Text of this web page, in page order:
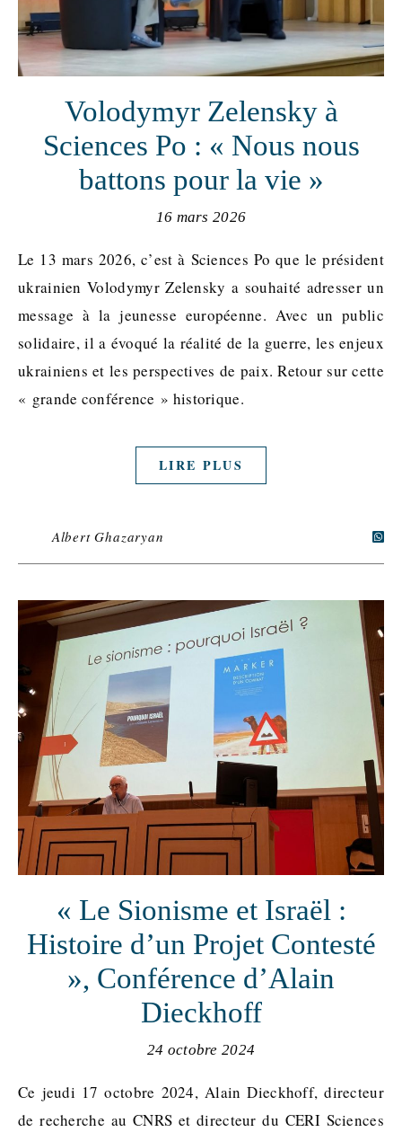
Volodymyr Zelensky à
Sciences Po : « Nous nous
battons pour la vie »
16 mars 2026
Le 13 mars 2026, c’est à Sciences Po que le président
ukrainien Volodymyr Zelensky a souhaité adresser un
message à la jeunesse européenne. Avec un public
solidaire, il a évoqué la réalité de la guerre, les enjeux
ukrainiens et les perspectives de paix. Retour sur cette
« grande conférence » historique.
LIRE PLUS
Albert Ghazaryan
« Le Sionisme et Israël :
Histoire d’un Projet Contesté
», Conférence d’Alain
Dieckhoff
24 octobre 2024
Ce jeudi 17 octobre 2024, Alain Dieckhoff, directeur
de recherche au CNRS et directeur du CERI Sciences